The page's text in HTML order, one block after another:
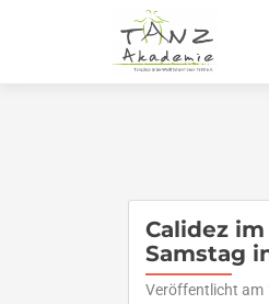
Calidez
Samstag
Veröffentlicht am